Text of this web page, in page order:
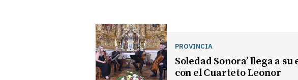
PROVINCIA
Soledad Sonora’ llega a
con el Cuarteto Leonor